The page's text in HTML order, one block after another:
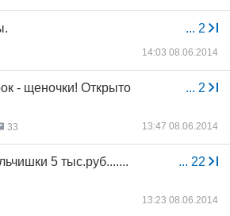
... 2
14:03 08.06.2014
... 2
- щеночки! Открыто
33 13:47 08.06.2014
... 22
5 тыс.руб.......
13:23 08.06.2014